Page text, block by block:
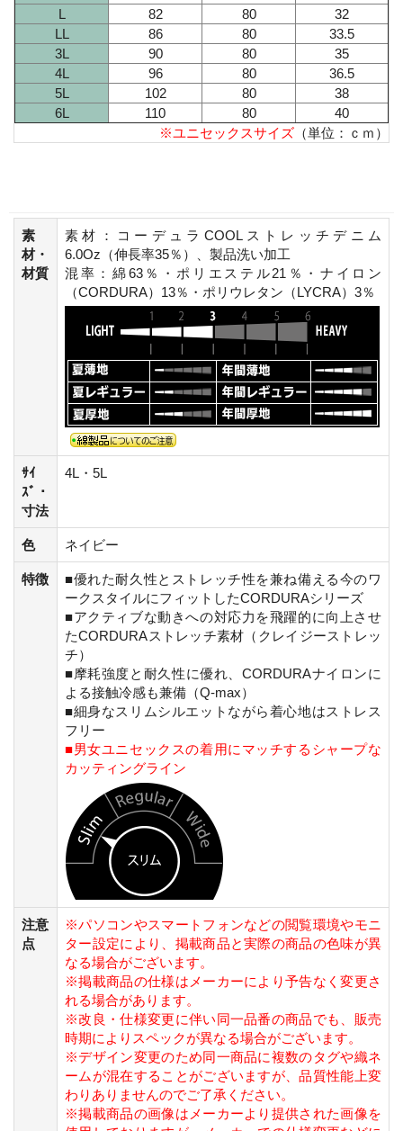
L
82 80
32
LL
86 80
33.5
3L
90 80
35
4L
96 80
36.5
5L
102 80
38
6L
110 80
40
※ユニセックスサイズ （単位：ｃｍ）
素
材・
材質
素材：コーデュラCOOLストレッチデニム
6.0Oz（伸長率35％）、製品洗い加工
混率：綿63％・ポリエステル21％・ナイロン
（CORDURA）13％・ポリウレタン（LYCRA）3％
ｻｲ
ｽﾞ・
寸法
4L・5L
色 ネイビー
特徴
■優れた耐久性とストレッチ性を兼ね備える今のワ
ークスタイルにフィットしたCORDURAシリーズ
■アクティブな動きへの対応力を飛躍的に向上させ
たCORDURAストレッチ素材（クレイジーストレッ
チ）
■摩耗強度と耐久性に優れ、CORDURAナイロンに
よる接触冷感も兼備（Q-max）
■細身なスリムシルエットながら着心地はストレス
フリー
■男女ユニセックスの着用にマッチするシャープな
カッティングライン
注意
点
※パソコンやスマートフォンなどの閲覧環境やモニ
ター設定により、掲載商品と実際の商品の色味が異
なる場合がございます。
※掲載商品の仕様はメーカーにより予告なく変更さ
れる場合があります。
※改良・仕様変更に伴い同一品番の商品でも、販売
時期によりスペックが異なる場合がございます。
※デザイン変更のため同一商品に複数のタグや織ネ
ームが混在することがございますが、品質性能上変
わりありませんのでご了承ください。
※掲載商品の画像はメーカーより提供された画像を